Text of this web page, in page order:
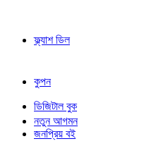
ফ্ল্যাশ ডিল
কুপন
ডিজিটাল বুক
নতুন আগমন
জনপ্রিয় বই